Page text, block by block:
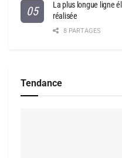
La plus longue ligne
réalisée
8 PARTAGES
Tendance